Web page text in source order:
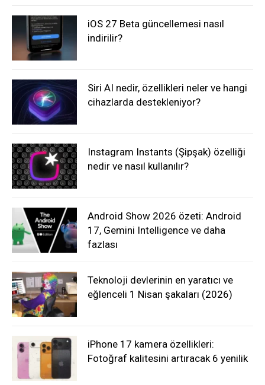
iOS 27 Beta güncellemesi nasıl
indirilir?
Siri AI nedir, özellikleri neler ve hangi
cihazlarda destekleniyor?
Instagram Instants (Şipşak) özelliği
nedir ve nasıl kullanılır?
Android Show 2026 özeti: Android
17, Gemini Intelligence ve daha
fazlası
Teknoloji devlerinin en yaratıcı ve
eğlenceli 1 Nisan şakaları (2026)
iPhone 17 kamera özellikleri:
Fotoğraf kalitesini artıracak 6 yenilik